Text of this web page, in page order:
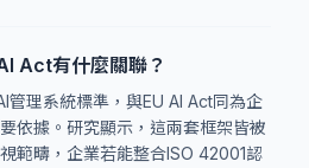
Act有什麼關聯？
管理系統標準，與EU AI Act同為企
依據。研究顯示，這兩套框架皆被
範疇，企業若能整合ISO 42001認